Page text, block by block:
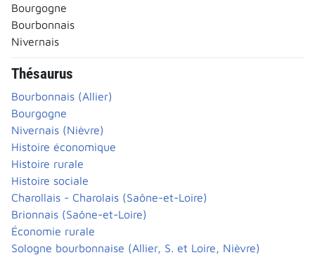
Bourgogne
Bourbonnais
Nivernais
Thésaurus
Bourbonnais (Allier)
Bourgogne
Nivernais (Nièvre)
Histoire économique
Histoire rurale
Histoire sociale
Charollais - Charolais (Saône-et-Loire)
Brionnais (Saône-et-Loire)
Économie rurale
Sologne bourbonnaise (Allier, S. et Loire, Nièvre)